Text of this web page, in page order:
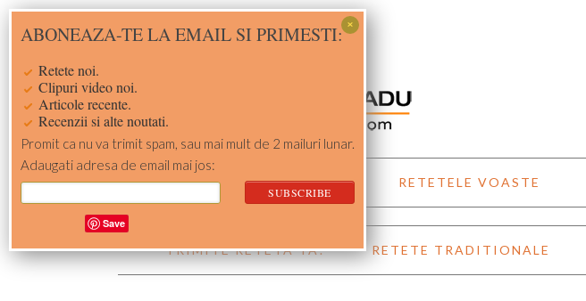
Skip
to
Skip
to
Skip
to
Skip
to
ACASA RETETE RETETELE VOASTE
TRIMITE RETETA TA! RETETE TRADITIONALE
ABONEAZA-TE LA EMAIL SI PRIMESTI:
Retete noi.
Clipuri video noi.
Articole recente.
Recenzii si alte noutati.
Promit ca nu va trimit spam, sau mai mult de 2 mailuri lunar.
Adaugati adresa de email mai jos:
Save